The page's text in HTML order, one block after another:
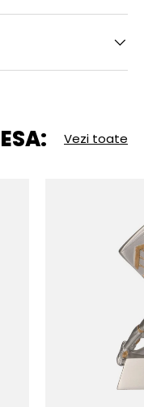
Vezi toate